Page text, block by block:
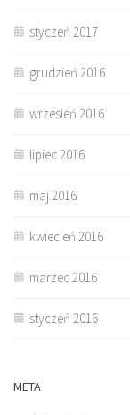
styczeń 2017
grudzień 2016
wrzesień 2016
lipiec 2016
maj 2016
kwiecień 2016
marzec 2016
styczeń 2016
META